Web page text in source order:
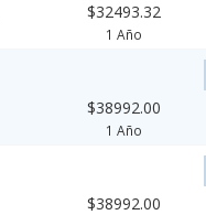
$32493.32
1 Año
$38992.00
1 Año
$38992.00